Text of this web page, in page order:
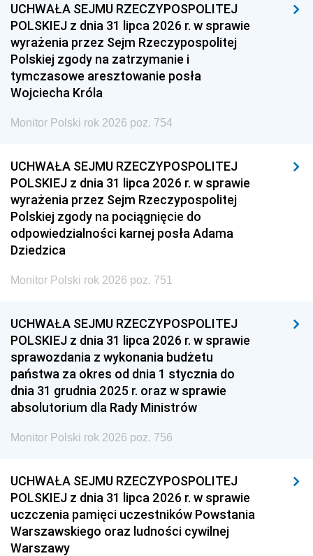
UCHWAŁA SEJMU RZECZYPOSPOLITEJ
POLSKIEJ z dnia 31 lipca 2026 r. w sprawie
wyrażenia przez Sejm Rzeczypospolitej
Polskiej zgody na zatrzymanie i
tymczasowe aresztowanie posła
Wojciecha Króla
Monitor Polski rok 2026 poz. 754
UCHWAŁA SEJMU RZECZYPOSPOLITEJ
POLSKIEJ z dnia 31 lipca 2026 r. w sprawie
wyrażenia przez Sejm Rzeczypospolitej
Polskiej zgody na pociągnięcie do
odpowiedzialności karnej posła Adama
Dziedzica
Monitor Polski rok 2026 poz. 751
UCHWAŁA SEJMU RZECZYPOSPOLITEJ
POLSKIEJ z dnia 31 lipca 2026 r. w sprawie
sprawozdania z wykonania budżetu
państwa za okres od dnia 1 stycznia do
dnia 31 grudnia 2025 r. oraz w sprawie
absolutorium dla Rady Ministrów
Monitor Polski rok 2026 poz. 756
UCHWAŁA SEJMU RZECZYPOSPOLITEJ
POLSKIEJ z dnia 31 lipca 2026 r. w sprawie
uczczenia pamięci uczestników Powstania
Warszawskiego oraz ludności cywilnej
Warszawy